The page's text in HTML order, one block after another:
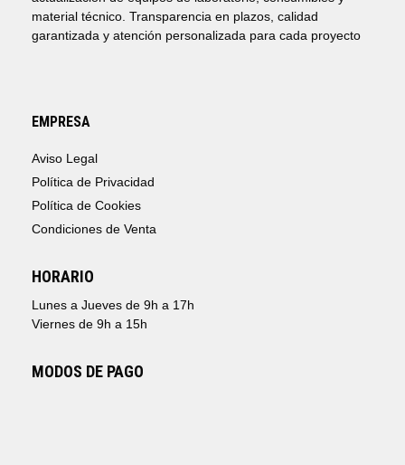
material técnico. Transparencia en plazos, calidad
garantizada y atención personalizada para cada proyecto
EMPRESA
Aviso Legal
Política de Privacidad
Política de Cookies
Condiciones de Venta
HORARIO
Lunes a Jueves de 9h a 17h
Viernes de 9h a 15h
MODOS DE PAGO